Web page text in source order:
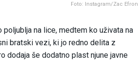
Foto: Instagram/Zac Efron
na lice, medtem ko uživata na
bratski vezi, ki jo redno delita z
dodaja še dodatno plast njune javne